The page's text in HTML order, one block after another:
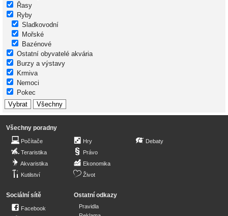
Řasy
Ryby
Sladkovodní
Mořské
Bazénové
Ostatní obyvatelé akvária
Burzy a výstavy
Krmiva
Nemoci
Pokec
Všechny poradny
Počítače
Teraristika
Akvaristika
Kutilství
Hry
Právo
Ekonomika
Život
Debaty
Sociální sítě
Facebook
Ostatní odkazy
Pravidla